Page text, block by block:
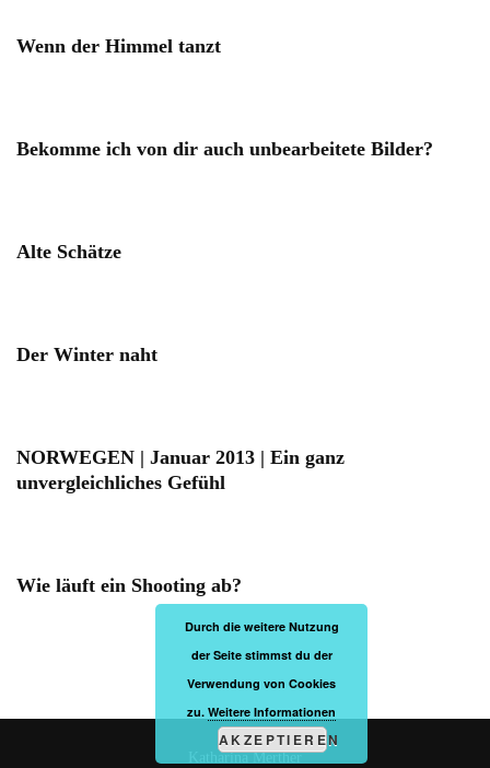
Wenn der Himmel tanzt
Bekomme ich von dir auch unbearbeitete Bilder?
Alte Schätze
Der Winter naht
NORWEGEN | Januar 2013 | Ein ganz
unvergleichliches Gefühl
Wie läuft ein Shooting ab?
Katharina Merther
Durch die weitere Nutzung
der Seite stimmst du der
Verwendung von Cookies
zu. Weitere Informationen
AKZEPTIEREN